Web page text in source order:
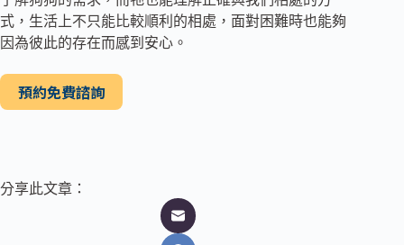
式，生活上不只能比較順利的相處，面對困難時也能夠
因為彼此的存在而感到安心。
預約免費諮詢
分享此文章：